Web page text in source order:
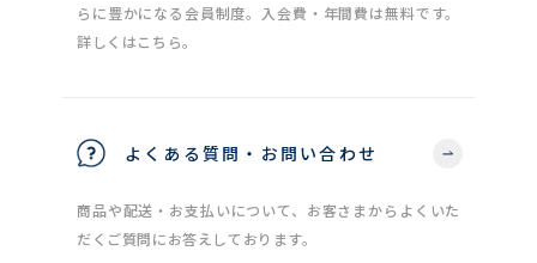
らに豊かになる会員制度。入会費・年間費は無料です。
詳しくはこちら。
よくある質問・お問い合わせ
商品や配送・お支払いについて、お客さまからよくいた
だくご質問にお答えしております。